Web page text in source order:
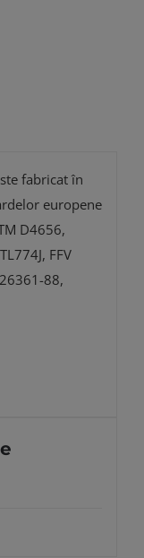
fabricat în
europene
D4656,
FFV
88,